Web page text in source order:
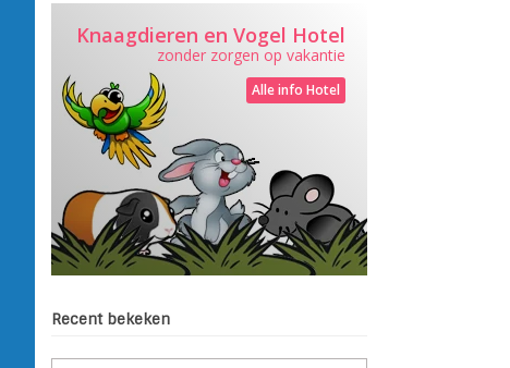
Knaagdieren en Vogel Hotel
zonder zorgen op vakantie
Alle info Hotel
Recent bekeken